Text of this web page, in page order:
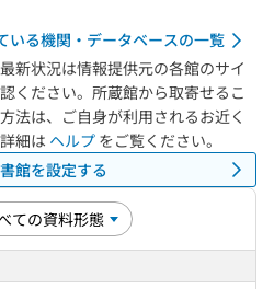
いる機関・データベースの一覧
新状況は情報提供元の各館のサイ
ください。所蔵館から取寄せるこ
法は、ご自身が利用されるお近く
細は ヘルプ をご覧ください。
館を設定する